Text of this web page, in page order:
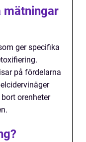
mätningar
ger specifika
på fördelarna
orenheter